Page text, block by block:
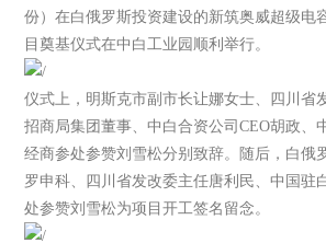
份）在白俄罗斯投资建设的新筑奥威超级电
目奠基仪式在中白工业园顺利举行。
仪式上，明斯克市副市长让娜女士、四川省
招商局集团董事、中白合资公司CEO胡政、
经商参处参赞刘雪松分别致辞。随后，白俄
罗申科、四川省发改委主任唐利民、中国驻
处参赞刘雪松为项目开工签名留念。